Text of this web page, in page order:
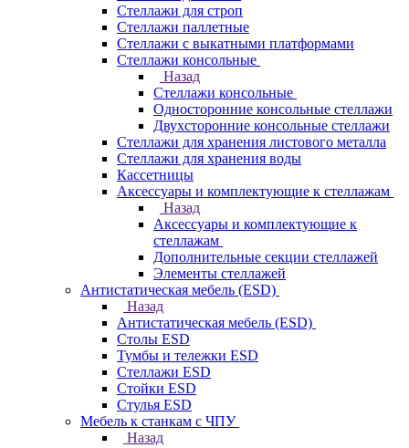
Стеллажи для строп
Стеллажи паллетные
Стеллажи с выкатными платформами
Стеллажи консольные
Назад
Стеллажи консольные
Односторонние консольные стеллажи
Двухсторонние консольные стеллажи
Стеллажи для хранения листового металла
Стеллажи для хранения воды
Кассетницы
Аксесcуары и комплектующие к стеллажам
Назад
Аксесcуары и комплектующие к
стеллажам
Дополнительные секции стеллажей
Элементы стеллажей
Антистатическая мебель (ESD)
Назад
Антистатическая мебель (ESD)
Столы ESD
Тумбы и тележки ESD
Стеллажи ESD
Стойки ESD
Стулья ESD
Мебель к станкам с ЧПУ
Назад